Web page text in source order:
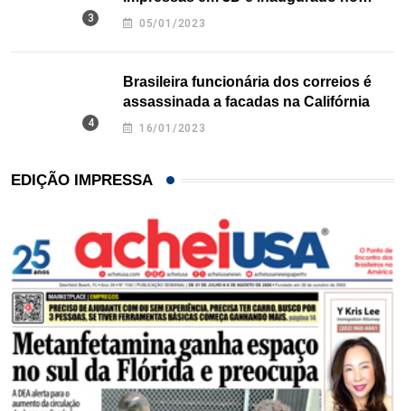
Texas
05/01/2023
Brasileira funcionária dos correios é
assassinada a facadas na Califórnia
16/01/2023
EDIÇÃO IMPRESSA